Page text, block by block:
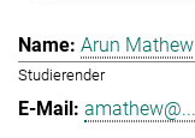
Arun Mathew
Studierender
amathew@...